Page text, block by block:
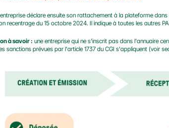
déclare ensuite son rattachement à la plateforme dans
recentrage du 15 octobre 2024. Il indique à toutes les autres
à savoir : une entreprise qui ne s'inscrit pas dans l'annuaire
sanctions prévues par l'article 1737 du CGI s'appliquent (voir